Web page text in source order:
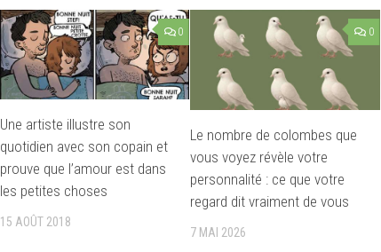
0
Une artiste illustre son
quotidien avec son copain et
prouve que l’amour est dans
les petites choses
15 AOÛT 2018
0
Le nombre de colombes que
vous voyez révèle votre
personnalité : ce que votre
regard dit vraiment de vous
7 MAI 2026